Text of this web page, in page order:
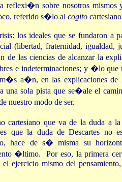
reflexi�n sobre nosotros mismos
referido s�lo al cogito
los ideales que se fundaron a
(libertad, fraternidad, igualdad,
de las ciencias de alcanzar la
e indeterminaciones; y �lo que
a�n, en las explicaciones de
una sola pista que se�ale el
nuestro modo de ser.
que va de la duda a la
que la duda de Descartes no
hace de s� misma su
�ltimo. Por eso, la primera
ejercicio mismo del